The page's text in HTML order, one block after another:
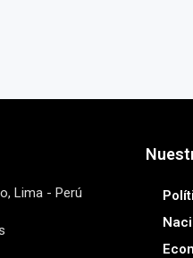
Lima - Perú